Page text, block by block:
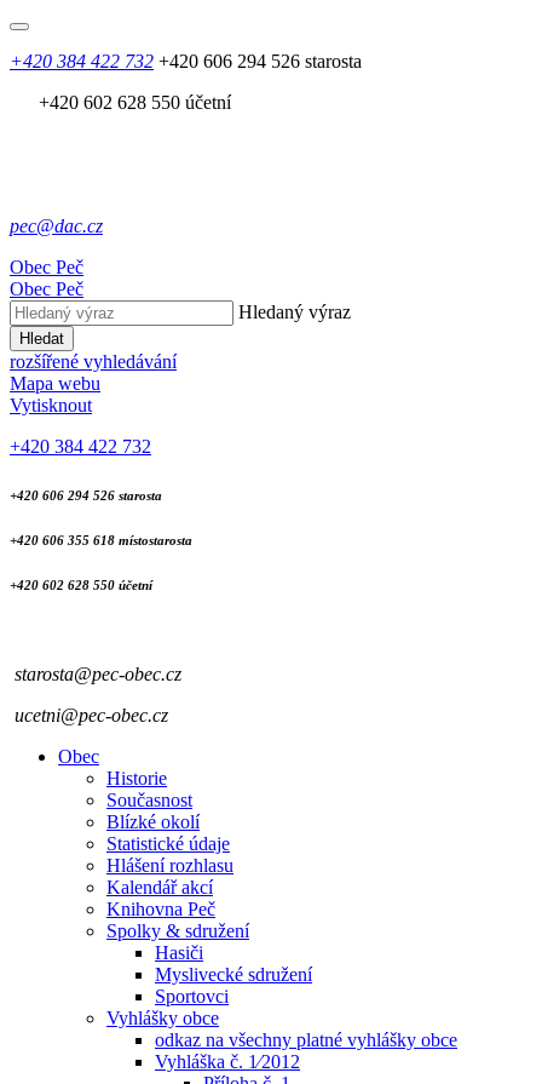
+420 384 422 732 +420 606 294 526 starosta
+420 602 628 550 účetní
pec@dac.cz
Obec Peč
Obec Peč
Hledaný výraz
Hledat
rozšířené vyhledávání
Mapa webu
Vytisknout
+420 384 422 732
+420 606 294 526 starosta
+420 606 355 618 místostarosta
+420 602 628 550 účetní
starosta@pec-obec.cz
ucetni@pec-obec.cz
Obec
Historie
Současnost
Blízké okolí
Statistické údaje
Hlášení rozhlasu
Kalendář akcí
Knihovna Peč
Spolky & sdružení
Hasiči
Myslivecké sdružení
Sportovci
Vyhlášky obce
odkaz na všechny platné vyhlášky obce
Vyhláška č. 1⁄2012